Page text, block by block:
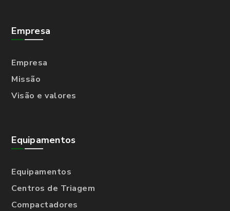
Empresa
Empresa
Missão
Visão e valores
Equipamentos
Equipamentos
Centros de Triagem
Compactadores